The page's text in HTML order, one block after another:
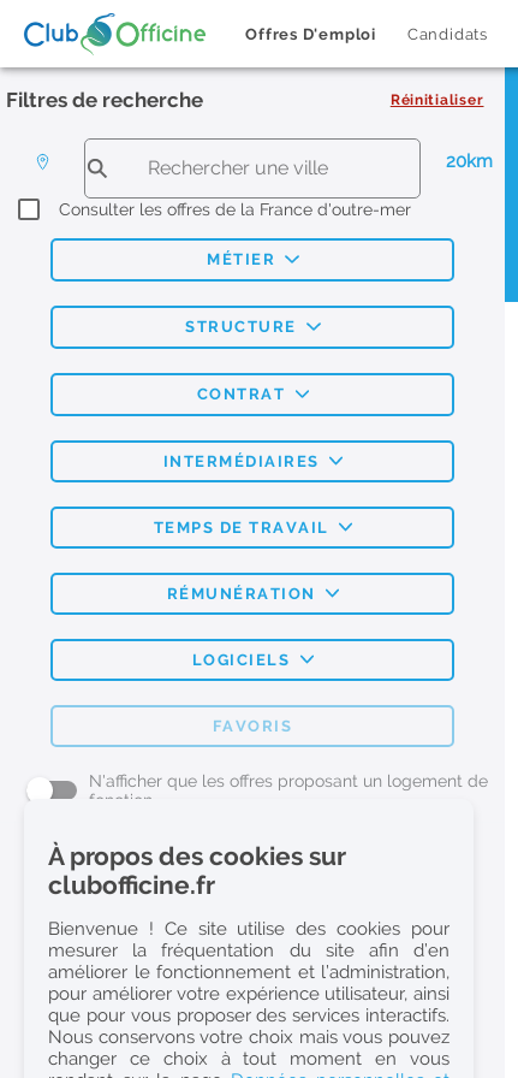
Offres D'emploi Candidats
Filtres de recherche Réinitialiser
20km
Consulter les offres de la France d'outre-mer
MÉTIER
STRUCTURE
CONTRAT
INTERMÉDIAIRES
TEMPS DE TRAVAIL
RÉMUNÉRATION
LOGICIELS
FAVORIS
N'afficher que les offres proposant un logement de
fonction
L'emploi Pharmacie par métier
Pharmacien (H/F)
Préparateur en Pharmacie (H/F)
Etudiant en Pharmacie (H/F)
Etudiant en Pharmacie 6e année validée (H/F)
Conseiller Dermo Cosmetique - Esthéticienne (H/F)
À propos des cookies sur
clubofficine.fr
Bienvenue ! Ce site utilise des cookies pour
mesurer la fréquentation du site afin d’en
améliorer le fonctionnement et l’administration,
pour améliorer votre expérience utilisateur, ainsi
que pour vous proposer des services interactifs.
Nous conservons votre choix mais vous pouvez
changer ce choix à tout moment en vous